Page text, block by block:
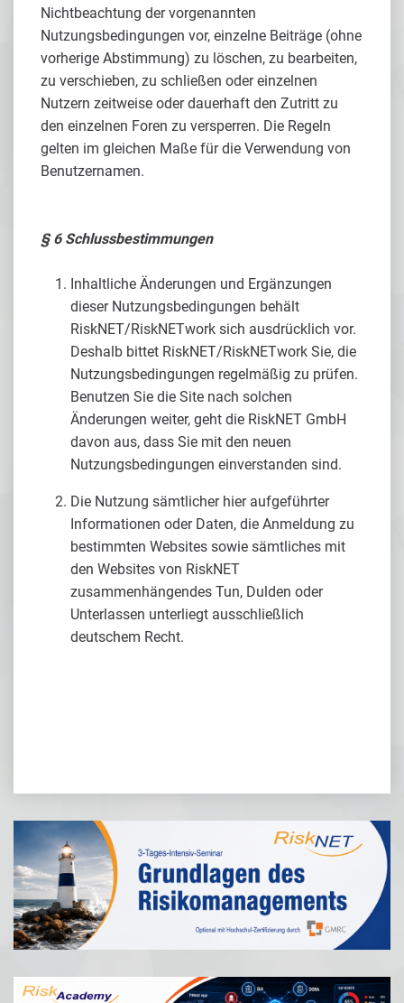
Nichtbeachtung der vorgenannten
Nutzungsbedingungen vor, einzelne Beiträge (ohne
vorherige Abstimmung) zu löschen, zu bearbeiten,
zu verschieben, zu schließen oder einzelnen
Nutzern zeitweise oder dauerhaft den Zutritt zu
den einzelnen Foren zu versperren. Die Regeln
gelten im gleichen Maße für die Verwendung von
Benutzernamen.
§ 6 Schlussbestimmungen
Inhaltliche Änderungen und Ergänzungen
dieser Nutzungsbedingungen behält
RiskNET/RiskNETwork sich ausdrücklich vor.
Deshalb bittet RiskNET/RiskNETwork Sie, die
Nutzungsbedingungen regelmäßig zu prüfen.
Benutzen Sie die Site nach solchen
Änderungen weiter, geht die RiskNET GmbH
davon aus, dass Sie mit den neuen
Nutzungsbedingungen einverstanden sind.
Die Nutzung sämtlicher hier aufgeführter
Informationen oder Daten, die Anmeldung zu
bestimmten Websites sowie sämtliches mit
den Websites von RiskNET
zusammenhängendes Tun, Dulden oder
Unterlassen unterliegt ausschließlich
deutschem Recht.